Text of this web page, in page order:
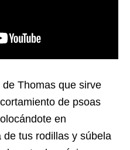
Thomas que sirve
de psoas
en
tus rodillas y súbela